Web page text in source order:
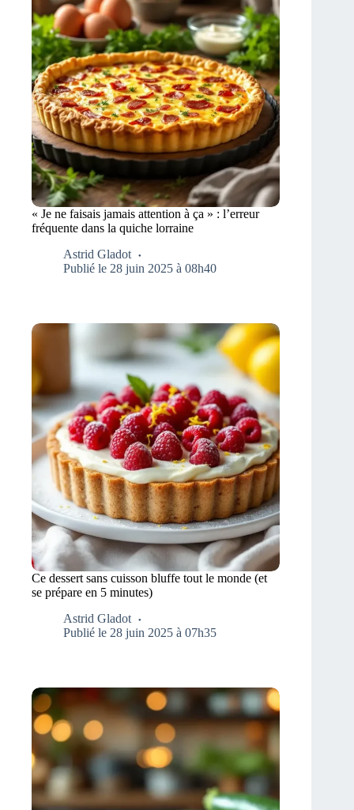
« Je ne faisais jamais attention à ça » : l’erreur
fréquente dans la quiche lorraine
Astrid Gladot
Publié le 28 juin 2025 à 08h40
Ce dessert sans cuisson bluffe tout le monde (et
se prépare en 5 minutes)
Astrid Gladot
Publié le 28 juin 2025 à 07h35